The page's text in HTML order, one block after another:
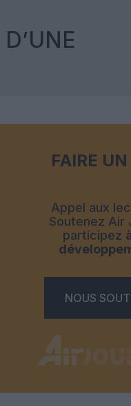
FAIRE
Appel aux
Soutenez Air
participez
NOUS